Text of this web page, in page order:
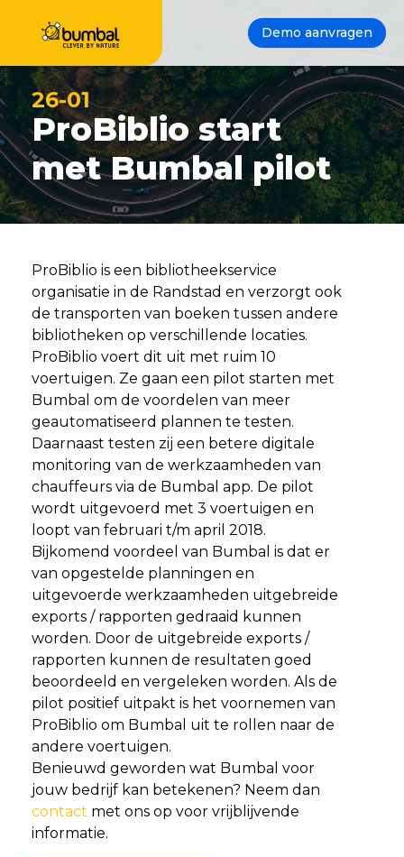
Demo aanvragen
26-01
ProBiblio start
met Bumbal pilot
ProBiblio is een bibliotheekservice
organisatie in de Randstad en verzorgt ook
de transporten van boeken tussen andere
bibliotheken op verschillende locaties.
ProBiblio voert dit uit met ruim 10
voertuigen. Ze gaan een pilot starten met
Bumbal om de voordelen van meer
geautomatiseerd plannen te testen.
Daarnaast testen zij een betere digitale
monitoring van de werkzaamheden van
chauffeurs via de Bumbal app. De pilot
wordt uitgevoerd met 3 voertuigen en
loopt van februari t/m april 2018.
Bijkomend voordeel van Bumbal is dat er
van opgestelde planningen en
uitgevoerde werkzaamheden uitgebreide
exports / rapporten gedraaid kunnen
worden. Door de uitgebreide exports /
rapporten kunnen de resultaten goed
beoordeeld en vergeleken worden. Als de
pilot positief uitpakt is het voornemen van
ProBiblio om Bumbal uit te rollen naar de
andere voertuigen.
Benieuwd geworden wat Bumbal voor
jouw bedrijf kan betekenen? Neem dan
contact met ons op voor vrijblijvende
informatie.